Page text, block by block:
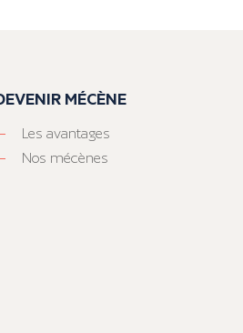
MÉCÈNE
Les avantages
Nos mécènes